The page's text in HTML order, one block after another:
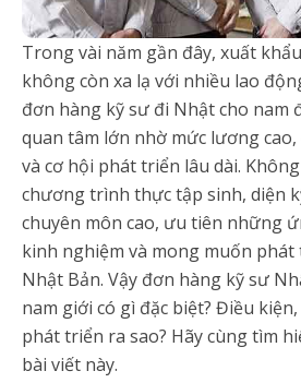
Trong vài năm gần đây, xuất
không còn xa lạ với nhiều lao
đơn hàng kỹ sư đi Nhật cho nam
quan tâm lớn nhờ mức lương
và cơ hội phát triển lâu dài.
chương trình thực tập sinh, diện
chuyên môn cao, ưu tiên những
kinh nghiệm và mong muốn
Nhật Bản. Vậy đơn hàng kỹ sư
nam giới có gì đặc biệt? Điều
phát triển ra sao? Hãy cùng tìm
bài viết này.